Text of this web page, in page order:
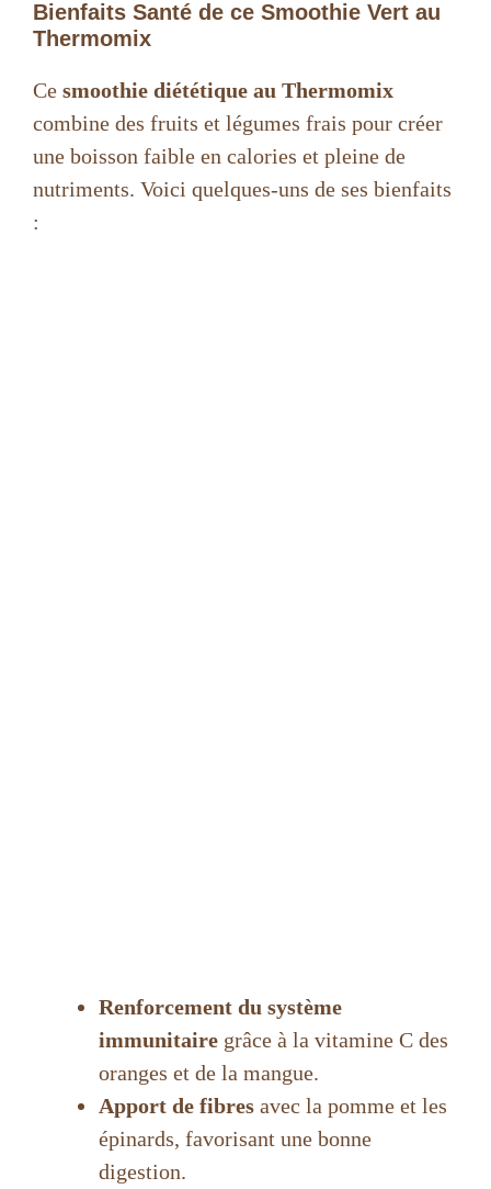
Bienfaits Santé de ce Smoothie Vert au
Thermomix
Ce smoothie diététique au Thermomix
combine des fruits et légumes frais pour créer
une boisson faible en calories et pleine de
nutriments. Voici quelques-uns de ses bienfaits
:
Renforcement du système
immunitaire grâce à la vitamine C des
oranges et de la mangue.
Apport de fibres avec la pomme et les
épinards, favorisant une bonne
digestion.